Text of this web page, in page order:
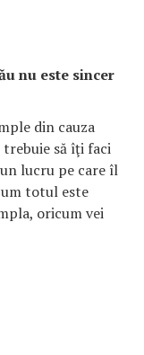
nu este sincer
din cauza
să îţi faci
lucru pe care îl
totul este
oricum vei